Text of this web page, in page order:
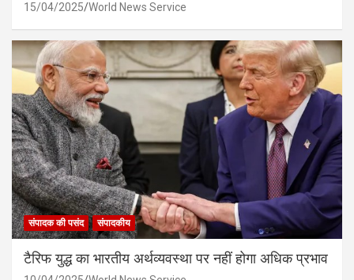
15/04/2025 World News Service
संपादक की पसंद संपादकीय
टैरिफ युद्ध का भारतीय अर्थव्यवस्था पर नहीं होगा अधिक प्रभाव